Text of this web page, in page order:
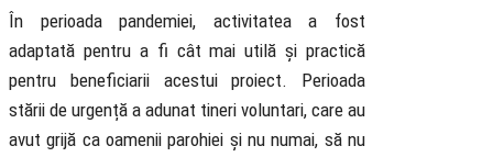
În perioada pandemiei, activitatea a fost
adaptată pentru a fi cât mai utilă și practică
pentru beneficiarii acestui proiect. Perioada
stării de urgență a adunat tineri voluntari, care au
avut grijă ca oamenii parohiei și nu numai, să nu